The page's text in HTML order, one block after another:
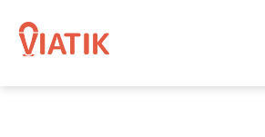
contenido
de